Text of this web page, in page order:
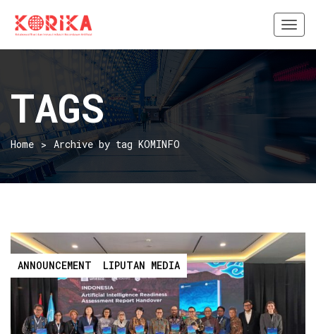
TAGS
Home Archive by tag KOMINFO
ANNOUNCEMENT LIPUTAN MEDIA